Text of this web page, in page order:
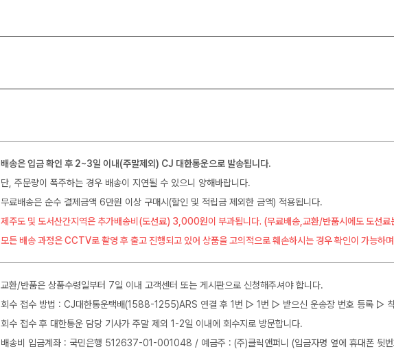
배송은 입금 확인 후 2~3일 이내(주말제외) CJ 대한통운으로 발송됩니다.
단, 주문량이 폭주하는 경우 배송이 지연될 수 있으니 양해바랍니다.
무료배송은 순수 결제금액 6만원 이상 구매시(할인 및 적립금 제외한 금액) 적용됩니다.
제주도 및 도서산간지역은 추가배송비(도선료) 3,000원이 부과됩니다. (무료배송,교환/반품시에도 도선료
모든 배송 과정은 CCTV로 촬영 후 출고 진행되고 있어 상품을 고의적으로 훼손하시는 경우 확인이 가능하
교환/반품은 상품수령일부터 7일 이내 고객센터 또는 게시판으로 신청해주셔야 합니다.
회수 접수 방법 : CJ대한통운택배(1588-1255)ARS 연결 후 1번 ▷ 1번 ▷ 받으신 운송장 번호 등록 ▷
회수 접수 후 대한통운 담당 기사가 주말 제외 1-2일 이내에 회수지로 방문합니다.
배송비 입금계좌 : 국민은행 512637-01-001048 / 예금주 : (주)클릭앤퍼니 (입금자명 옆에 휴대폰 뒷